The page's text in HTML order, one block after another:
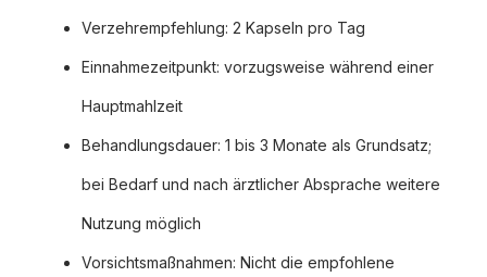
Verzehrempfehlung: 2 Kapseln pro Tag
Einnahmezeitpunkt: vorzugsweise während einer
Hauptmahlzeit
Behandlungsdauer: 1 bis 3 Monate als Grundsatz;
bei Bedarf und nach ärztlicher Absprache weitere
Nutzung möglich
Vorsichtsmaßnahmen: Nicht die empfohlene